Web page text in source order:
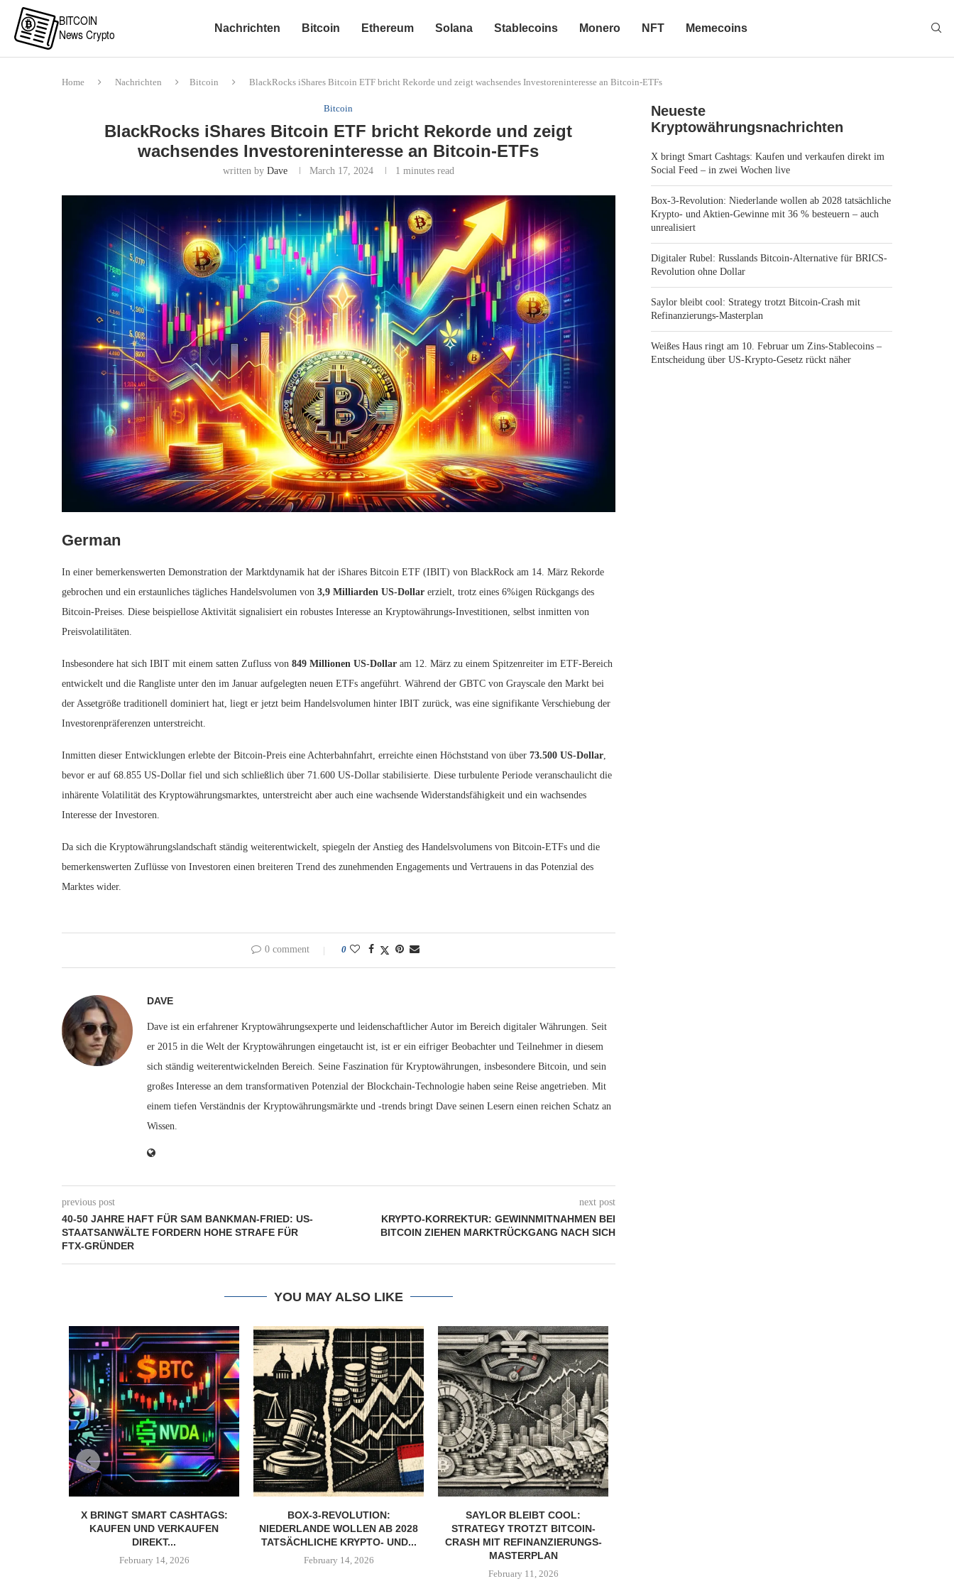
Nachrichten Bitcoin Ethereum Solana Stablecoins Monero NFT Memecoins
Home Nachrichten Bitcoin BlackRocks iShares Bitcoin ETF bricht Rekorde und zeigt wachsendes Investoreninteresse an Bitcoin-ETFs
Bitcoin
BlackRocks iShares Bitcoin ETF bricht Rekorde und zeigt
wachsendes Investoreninteresse an Bitcoin-ETFs
written by Dave March 17, 2024 1 minutes read
German
In einer bemerkenswerten Demonstration der Marktdynamik hat der iShares Bitcoin ETF (IBIT) von BlackRock am 14. März Rekorde
gebrochen und ein erstaunliches tägliches Handelsvolumen von 3,9 Milliarden US-Dollar erzielt, trotz eines 6%igen Rückgangs des
Bitcoin-Preises. Diese beispiellose Aktivität signalisiert ein robustes Interesse an Kryptowährungs-Investitionen, selbst inmitten von
Preisvolatilitäten.
Insbesondere hat sich IBIT mit einem satten Zufluss von 849 Millionen US-Dollar am 12. März zu einem Spitzenreiter im ETF-Bereich
entwickelt und die Rangliste unter den im Januar aufgelegten neuen ETFs angeführt. Während der GBTC von Grayscale den Markt bei
der Assetgröße traditionell dominiert hat, liegt er jetzt beim Handelsvolumen hinter IBIT zurück, was eine signifikante Verschiebung der
Investorenpräferenzen unterstreicht.
Inmitten dieser Entwicklungen erlebte der Bitcoin-Preis eine Achterbahnfahrt, erreichte einen Höchststand von über 73.500 US-Dollar
bevor er auf 68.855 US-Dollar fiel und sich schließlich über 71.600 US-Dollar stabilisierte. Diese turbulente Periode veranschaulicht die
inhärente Volatilität des Kryptowährungsmarktes, unterstreicht aber auch eine wachsende Widerstandsfähigkeit und ein wachsendes
Interesse der Investoren.
Da sich die Kryptowährungslandschaft ständig weiterentwickelt, spiegeln der Anstieg des Handelsvolumens von Bitcoin-ETFs und die
bemerkenswerten Zuflüsse von Investoren einen breiteren Trend des zunehmenden Engagements und Vertrauens in das Potenzial des
Marktes wider.
0 comment 0
DAVE
Dave ist ein erfahrener Kryptowährungsexperte und leidenschaftlicher Autor im Bereich digitaler Währungen. Seit
er 2015 in die Welt der Kryptowährungen eingetaucht ist, ist er ein eifriger Beobachter und Teilnehmer in diesem
sich ständig weiterentwickelnden Bereich. Seine Faszination für Kryptowährungen, insbesondere Bitcoin, und sein
großes Interesse an dem transformativen Potenzial der Blockchain-Technologie haben seine Reise angetrieben. Mit
einem tiefen Verständnis der Kryptowährungsmärkte und -trends bringt Dave seinen Lesern einen reichen Schatz an
Wissen.
previous post
40-50 JAHRE HAFT FÜR SAM BANKMAN-FRIED: US-
STAATSANWÄLTE FORDERN HOHE STRAFE FÜR
FTX-GRÜNDER
next post
KRYPTO-KORREKTUR: GEWINNMITNAHMEN BEI
BITCOIN ZIEHEN MARKTRÜCKGANG NACH SICH
YOU MAY ALSO LIKE
X BRINGT SMART CASHTAGS:
KAUFEN UND VERKAUFEN
DIREKT...
February 14, 2026
BOX-3-REVOLUTION:
NIEDERLANDE WOLLEN AB 2028
TATSÄCHLICHE KRYPTO- UND...
February 14, 2026
SAYLOR BLEIBT COOL:
STRATEGY TROTZT BITCOIN-
CRASH MIT REFINANZIERUNGS-
MASTERPLAN
February 11, 2026
Neueste
Kryptowährungsnachrichten
X bringt Smart Cashtags: Kaufen und verkaufen direkt im
Social Feed – in zwei Wochen live
Box-3-Revolution: Niederlande wollen ab 2028 tatsächliche
Krypto- und Aktien-Gewinne mit 36 % besteuern – auch
unrealisiert
Digitaler Rubel: Russlands Bitcoin-Alternative für BRICS-
Revolution ohne Dollar
Saylor bleibt cool: Strategy trotzt Bitcoin-Crash mit
Refinanzierungs-Masterplan
Weißes Haus ringt am 10. Februar um Zins-Stablecoins –
Entscheidung über US-Krypto-Gesetz rückt näher